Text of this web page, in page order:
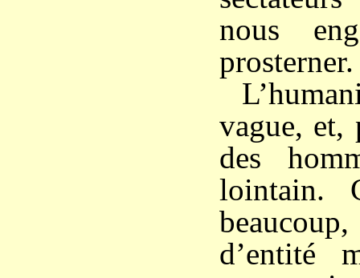
nous
prosterner.
vague, et,
des
lointain.
d’entité